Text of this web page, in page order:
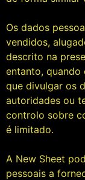
Os dados
vendidos,
descrito na
entanto, quando
que divulgar os
autoridades ou
controlo sobre
é limitado.
A New Sheet
pessoais a